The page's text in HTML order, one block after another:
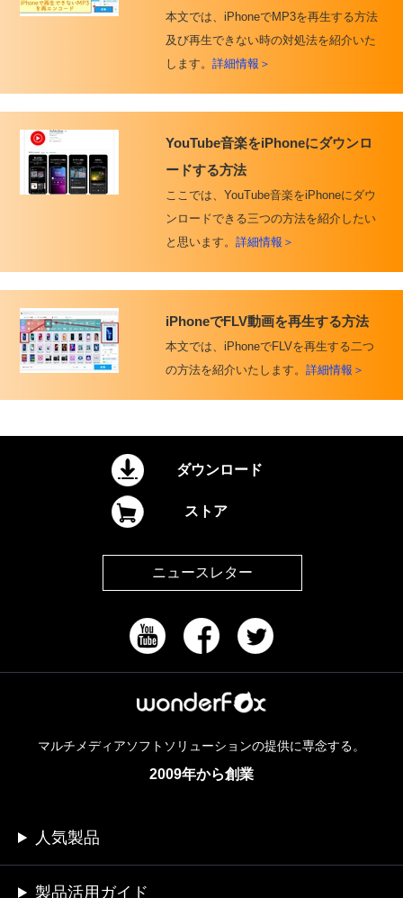
本文では、iPhoneでMP3を再生する方法
及び再生できない時の対処法を紹介いた
します。 詳細情報＞
YouTube音楽をiPhoneにダウンロ
ードする方法
ここでは、YouTube音楽をiPhoneにダウ
ンロードできる三つの方法を紹介したい
と思います。 詳細情報＞
iPhoneでFLV動画を再生する方法
本文では、iPhoneでFLVを再生する二つ
の方法を紹介いたします。 詳細情報＞
ダウンロード
ストア
ニュースレター
マルチメディアソフトソリューションの提供に専念する。
2009年から創業
人気製品
製品活用ガイド